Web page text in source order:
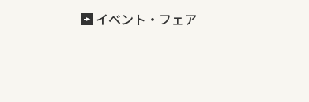
イベント・フェア